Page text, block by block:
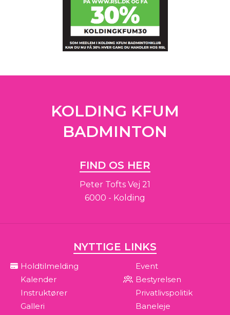
KOLDING KFUM
BADMINTON
FIND OS HER
Peter Tofts Vej 21
6000 - Kolding
NYTTIGE LINKS
Holdtilmelding
Event
Kalender
Bestyrelsen
Instruktører
Privatlivspolitik
Galleri
Baneleje